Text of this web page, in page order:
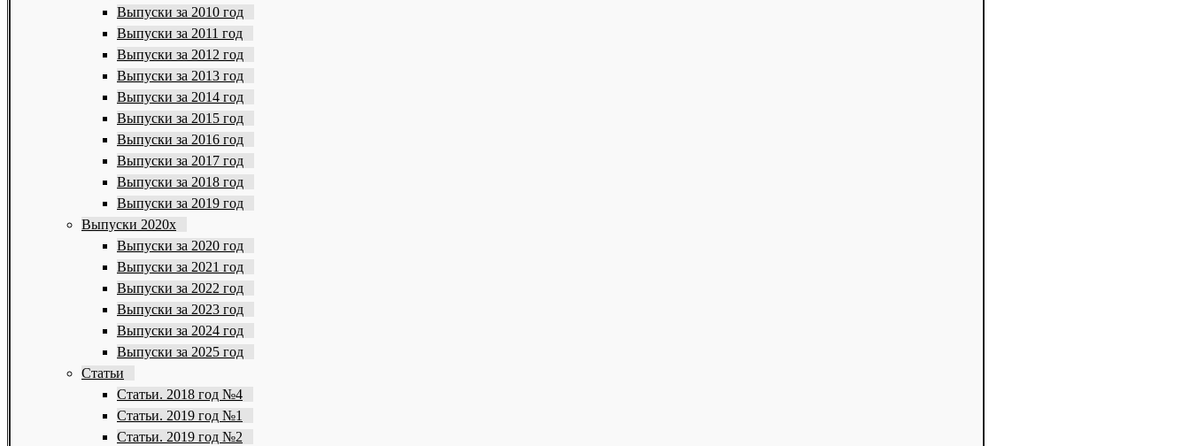
Выпуски за 2010 год
Выпуски за 2011 год
Выпуски за 2012 год
Выпуски за 2013 год
Выпуски за 2014 год
Выпуски за 2015 год
Выпуски за 2016 год
Выпуски за 2017 год
Выпуски за 2018 год
Выпуски за 2019 год
Выпуски 2020х
Выпуски за 2020 год
Выпуски за 2021 год
Выпуски за 2022 год
Выпуски за 2023 год
Выпуски за 2024 год
Выпуски за 2025 год
Статьи
Статьи. 2018 год №4
Статьи. 2019 год №1
Статьи. 2019 год №2